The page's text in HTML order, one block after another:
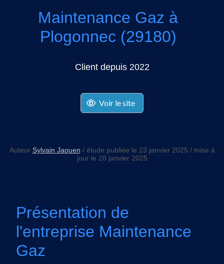
Maintenance Gaz à
Plogonnec (29180)
Client depuis 2022
Voir le site
Auteur Sylvain Jaouen / étude publiée le 23 janvier 2025 / mise à
jour le 28 janvier 2025
Présentation de
l'entreprise Maintenance
Gaz